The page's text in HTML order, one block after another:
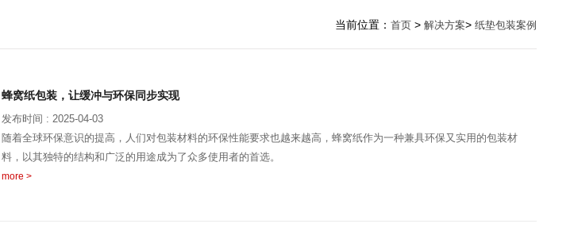
当前位置： 首页 > 解决方案> 纸垫包装案例
蜂窝纸包装，让缓冲与环保同步实现
发布时间 : 2025-04-03
随着全球环保意识的提高，人们对包装材料的环保性能要求也越来越高，蜂窝纸作为一种兼具环保又实用的包装材
料，以其独特的结构和广泛的用途成为了众多使用者的首选。
more >